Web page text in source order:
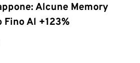
Alcune Memory
Fino Al +123%